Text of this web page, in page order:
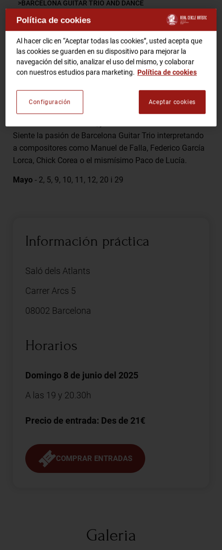
RCA TV
Gastronomic Experience 360º
Entradas Eventos
BARCELONA GUITAR TRIO AND DANCE
Comparte
tres guitarristas de gran prestigio internacional –
ofrecen un emocionante Homenaje a Paco de Lucía en
Siente la pasión de Barcelona Guitar Trio interpretando
a compositores como Manuel de Falla, Federico García
Lorca, Chick Corea o el mismísimo Paco de Lucía.
Mayo - 2, 5, 9, 10, 11, 12, 20 i 29
Información práctica
Saló dels Atlants
Carrer Arcs 5
08002 Barcelona
Horarios
Domingo 8 de junio del 2025
A las 19 y 20.30h
Precio de entrada: Des de 21€
COMPRAR ENTRADAS
Galeria
Política de cookies
Al hacer clic en “Aceptar todas las cookies”, usted acepta que
las cookies se guarden en su dispositivo para mejorar la
navegación del sitio, analizar el uso del mismo, y colaborar
con nuestros estudios para marketing. Política de cookies
Aceptar cookies
Configuración